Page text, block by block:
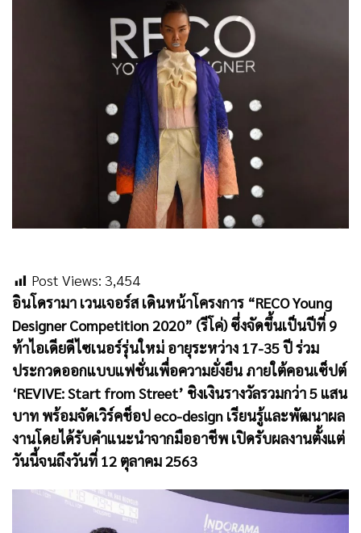
Post Views: 3,454
อินโดรามา เวนเจอร์ส เดินหน้าโครงการ “RECO Young
Designer Competition 2020” (รีโค่) ซึ่งจัดขึ้นเป็นปีที่ 9
ท้าไอเดียดีไซเนอร์รุ่นใหม่ อายุระหว่าง 17-35 ปี ร่วม
ประกวดออกแบบแฟชั่นเพื่อความยั่งยืน ภายใต้คอนเซ็ปต์
‘REVIVE: Start from Street’ ชิงเงินรางวัลรวมกว่า 5 แสน
บาท พร้อมจัดเวิร์คช็อป eco-design เรียนรู้และพัฒนาผล
งานโดยได้รับคำแนะนำจากมืออาชีพ เปิดรับผลงานตั้งแต่
วันนี้จนถึงวันที่ 12 ตุลาคม 2563